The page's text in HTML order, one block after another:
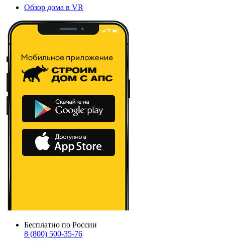
Обзор дома в VR
Бесплатно по России
8 (800) 500-35-76